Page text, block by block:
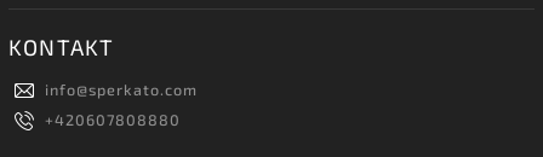
KONTAKT
info@sperkato.com
+420607808880